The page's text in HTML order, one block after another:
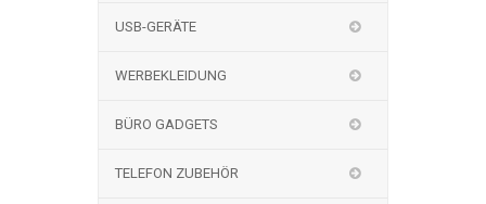
USB-GERÄTE
WERBEKLEIDUNG
BÜRO GADGETS
TELEFON ZUBEHÖR